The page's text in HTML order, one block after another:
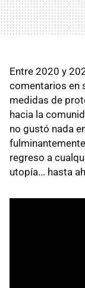
Entre 2020 y
comentarios en
medidas de
hacia la
no gustó nada
regreso a
utopía... hasta